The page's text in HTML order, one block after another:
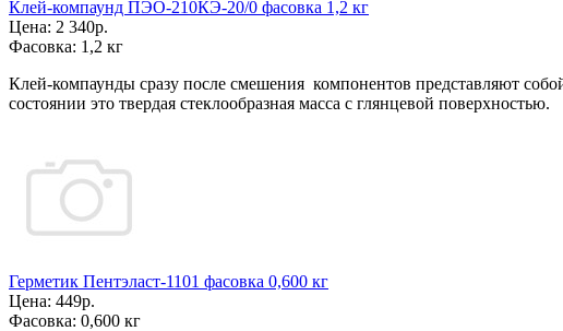
Клей-компаунд ПЭО-210КЭ-20/0 фасовка 1,2 кг
Цена: 2 340р.
Фасовка: 1,2 кг
Клей-компаунды сразу после смешения компонентов представляют
состоянии это твердая стеклообразная масса с глянцевой поверхностью.
Герметик Пентэласт-1101 фасовка 0,600 кг
Цена: 449р.
Фасовка: 0,600 кг